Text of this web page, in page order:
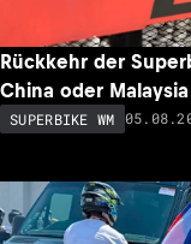
Rückkehr der
China oder Malaysia
SUPERBIKE WM